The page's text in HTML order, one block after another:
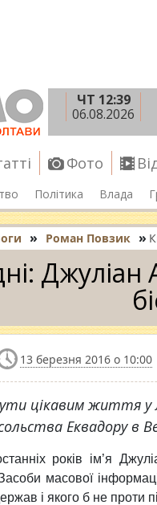
ЧТ 12:39
06.08.2026
Фото
Політика Влада
» Роман Повзик »
13 березня 2016 о 10:00
цікавим життя у
Еквадору в
років ім’я
масової
і якого б не проти